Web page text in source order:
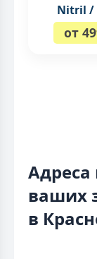
Nitril /
от
ваших
в